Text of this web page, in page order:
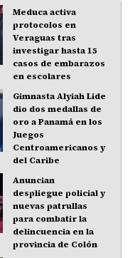
Meduca activa
protocolos en
Veraguas tras
investigar hasta 15
casos de embarazos
en escolares
Gimnasta Alyiah Lide
dio dos medallas de
oro a Panamá en los
Juegos
Centroamericanos y
del Caribe
Anuncian
despliegue policial y
nuevas patrullas
para combatir la
delincuencia en la
provincia de Colón